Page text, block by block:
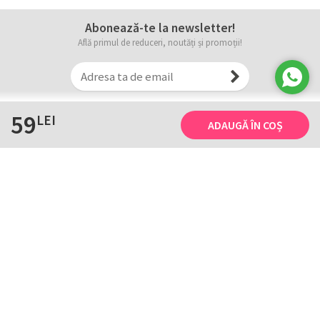
59LEI ADAUGĂ ÎN COȘ
Abonează-te la newsletter!
Află primul de reduceri, noutăți și promoții!
Tricourile noastre